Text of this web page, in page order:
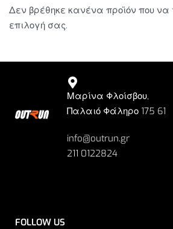
Δεν βρέθηκε κανένα προϊόν που να
επιλογή σας.
Μαρίνα Φλοίσβου,
Παλαιό Φάληρο 175 61
info@outrun.gr
211 0122824
FOLLOW US